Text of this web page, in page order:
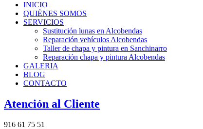
INICIO
QUIÉNES SOMOS
SERVICIOS
Sustitución lunas en Alcobendas
Reparación vehículos Alcobendas
Taller de chapa y pintura en Sanchinarro
Reparación chapa y pintura Alcobendas
GALERIA
BLOG
CONTACTO
Atención al Cliente
916 61 75 51